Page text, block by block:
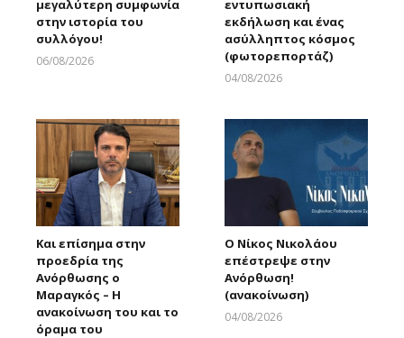
μεγαλύτερη συμφωνία
στην ιστορία του
συλλόγου!
06/08/2026
εντυπωσιακή
εκδήλωση και ένας
ασύλληπτος κόσμος
(φωτορεπορτάζ)
04/08/2026
Και επίσημα στην
προεδρία της
Ανόρθωσης ο
Μαραγκός – Η
ανακοίνωση του και το
όραμα του
Ο Νίκος Νικολάου
επέστρεψε στην
Ανόρθωση!
(ανακοίνωση)
04/08/2026